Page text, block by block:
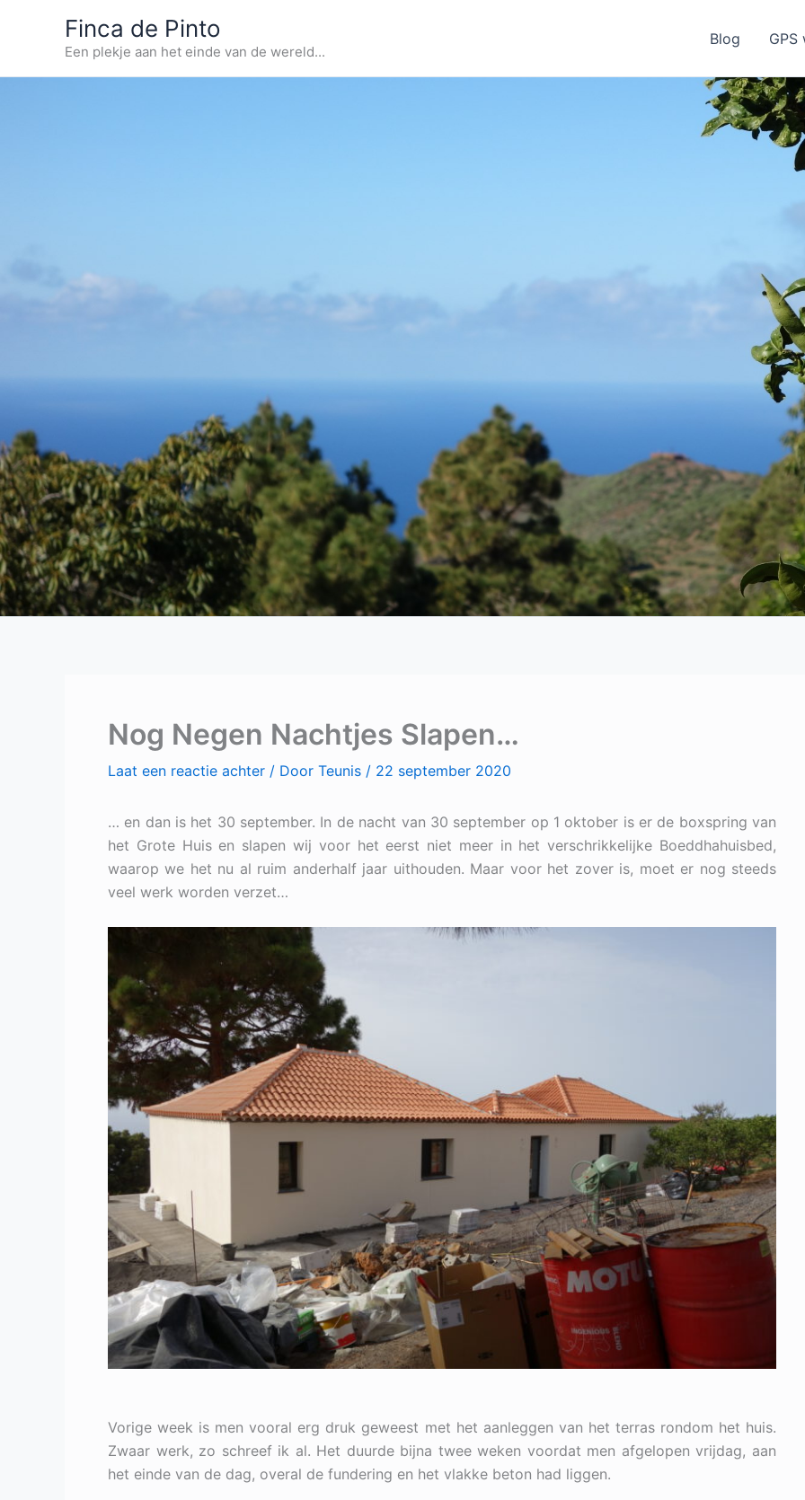
inhoud
Finca de Pinto
Een plekje aan het einde van de wereld...
Blog GPS
Nog Negen Nachtjes Slapen…
Laat een reactie achter / Door Teunis / 22 september 2020
… en dan is het 30 september. In de nacht van 30 september op 1 oktober is er de boxspring van
het Grote Huis en slapen wij voor het eerst niet meer in het verschrikkelijke Boeddhahuisbed,
waarop we het nu al ruim anderhalf jaar uithouden. Maar voor het zover is, moet er nog steeds
veel werk worden verzet…
Vorige week is men vooral erg druk geweest met het aanleggen van het terras rondom het huis.
Zwaar werk, zo schreef ik al. Het duurde bijna twee weken voordat men afgelopen vrijdag, aan
het einde van de dag, overal de fundering en het vlakke beton had liggen.